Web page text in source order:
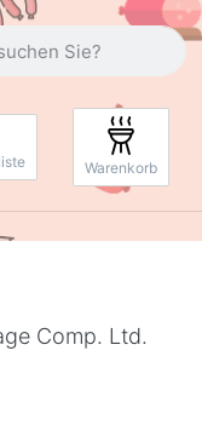
Suchbegriff ein.
Warenkorb
Comp. Ltd.